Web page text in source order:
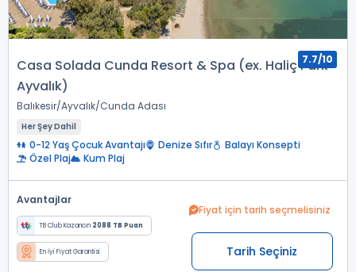
Casa Solada Cunda Resort & Spa (ex. Haliç Park
Ayvalık)
Balıkesir Ayvalık Cunda Adası
7.7/10
Her Şey Dahil
0-12 Yaş Çocuk Avantajı Denize Sıfır
Balayı Konsepti
Özel Plaj
Kum Plaj
Avantajlar
TB Club Kazancın 2088 TB Puan
En İyi Fiyat Garantisi
Fiyat için tarih seçmelisiniz
Tarih Seçiniz